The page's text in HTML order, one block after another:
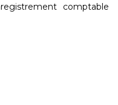
comptable